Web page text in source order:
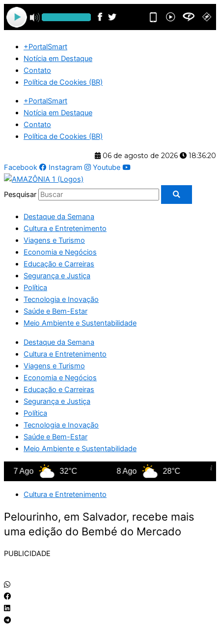
Ir
para
o
+PortalSmart
Notícia em Destaque
Contato
Política de Cookies (BR)
+PortalSmart
Notícia em Destaque
Contato
Política de Cookies (BR)
06 de agosto de 2026
18:36:20
Facebook
Instagram Youtube
Pesquisar
Destaque da Semana
Cultura e Entretenimento
Viagens e Turismo
Economia e Negócios
Educação e Carreiras
Segurança e Justiça
Política
Tecnologia e Inovação
Saúde e Bem-Estar
Meio Ambiente e Sustentabilidade
Destaque da Semana
Cultura e Entretenimento
Viagens e Turismo
Economia e Negócios
Educação e Carreiras
Segurança e Justiça
Política
Tecnologia e Inovação
Saúde e Bem-Estar
Meio Ambiente e Sustentabilidade
7 Ago 32°C 8 Ago 28°C 9
Cultura e Entretenimento
Pelourinho, em Salvador, recebe mais
uma edição do Bembé do Mercado
PUBLICIDADE